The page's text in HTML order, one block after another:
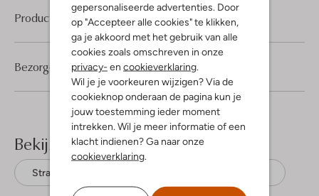
gepersonaliseerde advertenties. Door
op "Accepteer alle cookies" te klikken,
ga je akkoord met het gebruik van alle
cookies zoals omschreven in onze
privacy- en cookieverklaring.
Wil je je voorkeuren wijzigen? Via de
cookieknop onderaan de pagina kun je
jouw toestemming ieder moment
intrekken. Wil je meer informatie of een
klacht indienen? Ga naar onze
cookieverklaring.
Product informatie
Bezorgen & retourneren
Bekijk meer
Straight leg jeans